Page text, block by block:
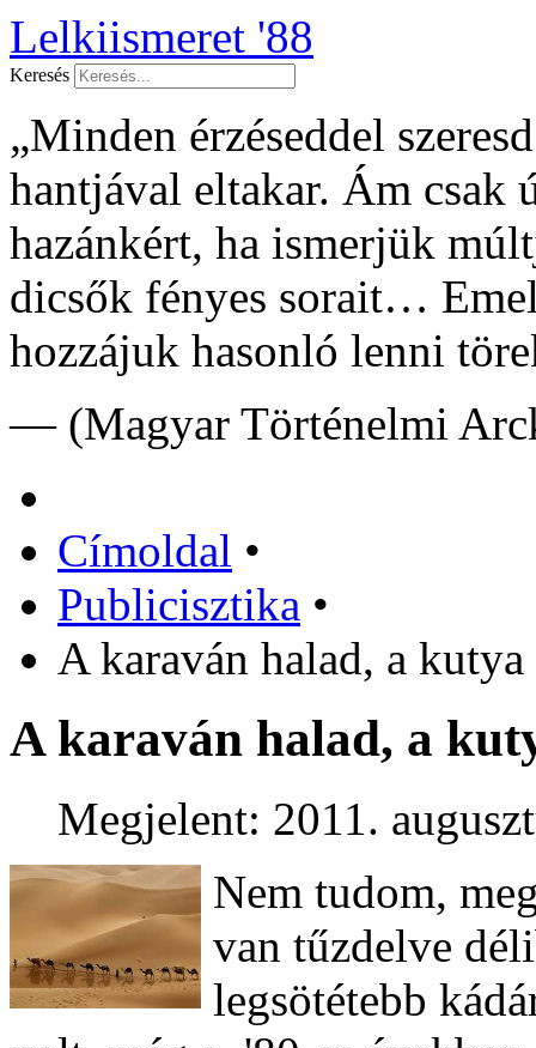
Lelkiismeret '88
Keresés
„Minden érzéseddel
hantjával eltakar. Ám csak
hazánkért, ha ismerjük
dicsők fényes sorait…
hozzájuk hasonló lenni
— (Magyar Történelmi
Címoldal •
Publicisztika •
A karaván halad, a kutya
A karaván halad, a
Megjelent: 2011.
Nem tudom,
van tűzdelve
legsötétebb